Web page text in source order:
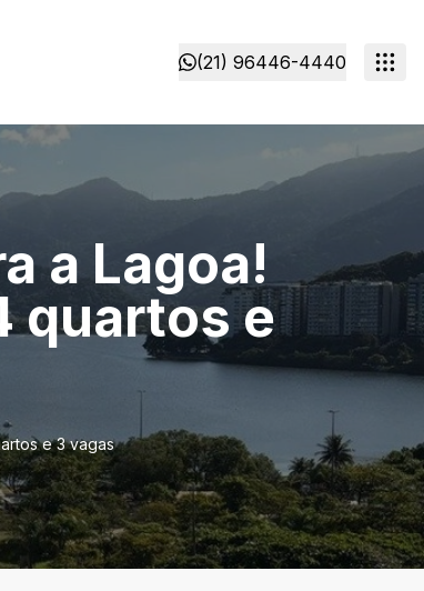
(21) 96446-4440
a Lagoa!
quartos e
e 3 vagas